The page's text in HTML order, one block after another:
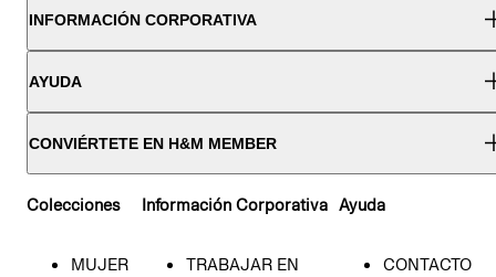
INFORMACIÓN CORPORATIVA
AYUDA
CONVIÉRTETE EN H&M MEMBER
Colecciones
MUJER
Información Corporativa
TRABAJAR EN
Ayuda
CONTACTO